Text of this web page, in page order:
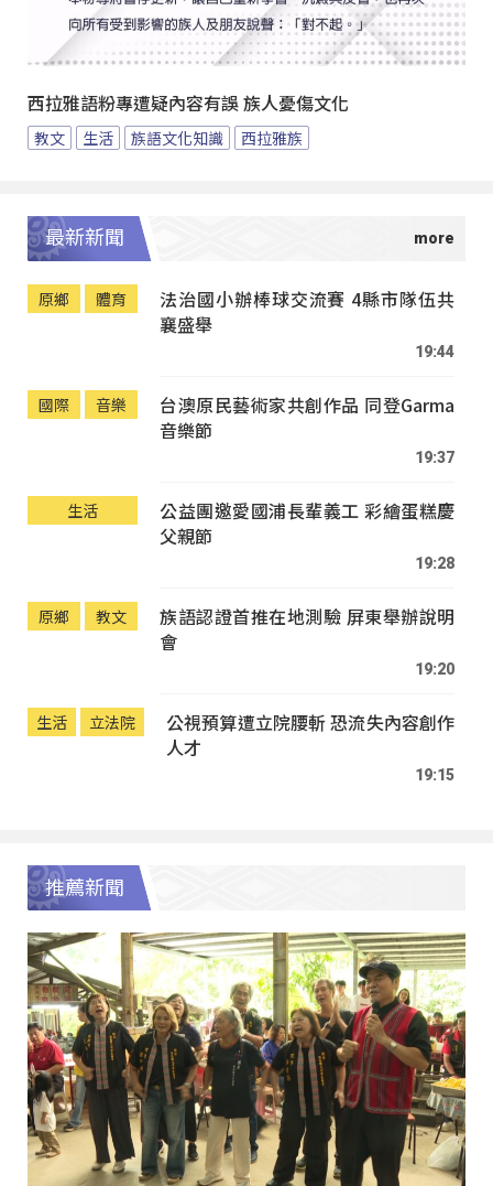
西拉雅語粉專遭疑內容有誤 族人憂傷文化
教文 生活 族語文化知識 西拉雅族
最新新聞
原鄉 體育
法治國小辦棒球交流賽 4縣市隊伍共
襄盛舉
19:44
國際 音樂
台澳原民藝術家共創作品 同登Garma
音樂節
19:37
生活
公益團邀愛國浦長輩義工 彩繪蛋糕慶
父親節
19:28
原鄉 教文
族語認證首推在地測驗 屏東舉辦說明
會
19:20
生活 立法院
公視預算遭立院腰斬 恐流失內容創作
人才
19:15
推薦新聞